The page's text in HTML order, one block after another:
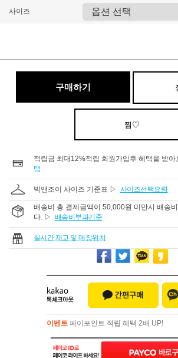
사이즈
구매하기
찜♡
적립금 최대12%적립 회원가입후 혜택을 받
택
빅앤조이 사이즈 기준표 ▷ 사이즈선택요령
배송비 총 결제금액이 50,000원 미만시 배송
다. ▷ 배송비부과기준
실시간 재고 및 매장위치
이벤트 페이포인트 적립 혜택 2배 UP!
이벤트페이포인트 적립 혜택 2배 UP!